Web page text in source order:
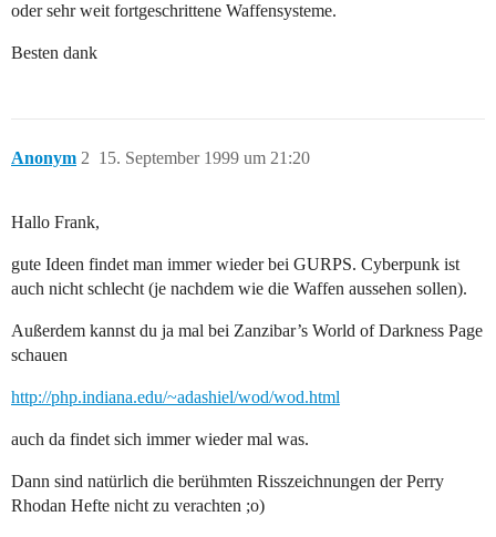
oder sehr weit fortgeschrittene Waffensysteme.
Besten dank
Anonym 15. September 1999 um 21:20
2
Hallo Frank,
gute Ideen findet man immer wieder bei GURPS. Cyberpunk ist
auch nicht schlecht (je nachdem wie die Waffen aussehen sollen).
Außerdem kannst du ja mal bei Zanzibar’s World of Darkness Page
schauen
http://php.indiana.edu/~adashiel/wod/wod.html
auch da findet sich immer wieder mal was.
Dann sind natürlich die berühmten Risszeichnungen der Perry
Rhodan Hefte nicht zu verachten ;o)